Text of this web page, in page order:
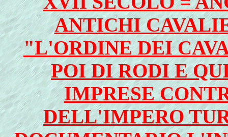
ANTICHI
"L'ORDINE DEI
POI DI RODI E
IMPRESE
DELL'IMPERO